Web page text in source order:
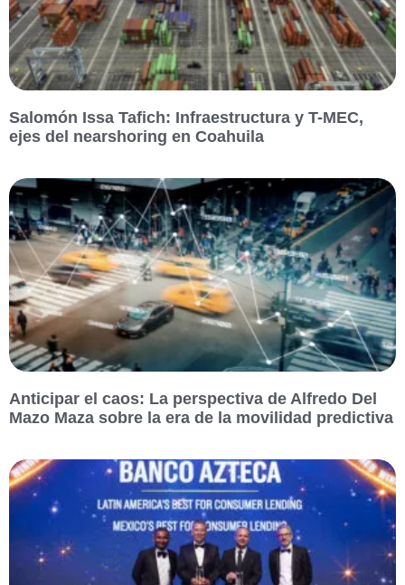
Salomón Issa Tafich: Infraestructura y T-MEC,
ejes del nearshoring en Coahuila
Anticipar el caos: La perspectiva de Alfredo Del
Mazo Maza sobre la era de la movilidad predictiva